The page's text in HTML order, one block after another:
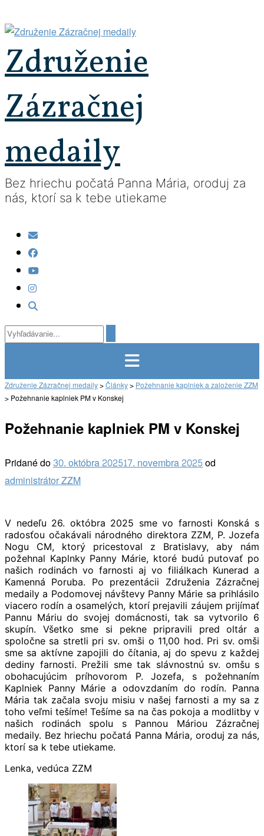
na
obsah
Združenie
Zázračnej
medaily
Bez hriechu počatá Panna Mária, oroduj za
nás, ktorí sa k tebe utiekame
Združenie Zázračnej medaily>Články>Požehnanie kaplniek a založenie ZZM
>Požehnanie kaplniek PM v Konskej
Požehnanie kaplniek PM v Konskej
Pridané do30. októbra 202517. novembra 2025od
administrátor ZZM
V nedeľu 26. októbra 2025 sme vo farnosti Konská s
radosťou očakávali národného direktora ZZM, P. Jozefa
Nogu CM, ktorý pricestoval z Bratislavy, aby nám
požehnal Kaplnky Panny Márie, ktoré budú putovať po
našich rodinách vo farnosti aj vo filiálkach Kunerad a
Kamenná Poruba. Po prezentácii Združenia Zázračnej
medaily a Podomovej návštevy Panny Márie sa prihlásilo
viacero rodín a osamelých, ktorí prejavili záujem prijímať
Pannu Máriu do svojej domácnosti, tak sa vytvorilo 6
skupín. Všetko sme si pekne pripravili pred oltár a
spoločne sa stretli pri sv. omši o 11,00 hod. Pri sv. omši
sme sa aktívne zapojili do čítania, aj do spevu z každej
dediny farnosti. Prežili sme tak slávnostnú sv. omšu s
obohacujúcim príhovorom P. Jozefa, s požehnaním
Kaplniek Panny Márie a odovzdaním do rodín. Panna
Mária tak začala svoju misiu v našej farnosti a my sa z
toho veľmi tešíme! Tešíme sa na čas pokoja a modlitby v
našich rodinách spolu s Pannou Máriou Zázračnej
medaily. Bez hriechu počatá Panna Mária, oroduj za nás,
ktorí sa k tebe utiekame.
Lenka, vedúca ZZM